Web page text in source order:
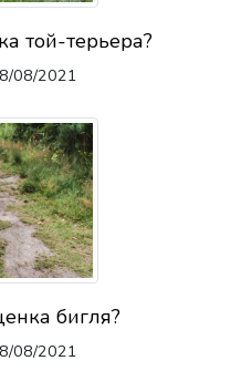
той-терьера?
08/2021
бигля?
08/2021